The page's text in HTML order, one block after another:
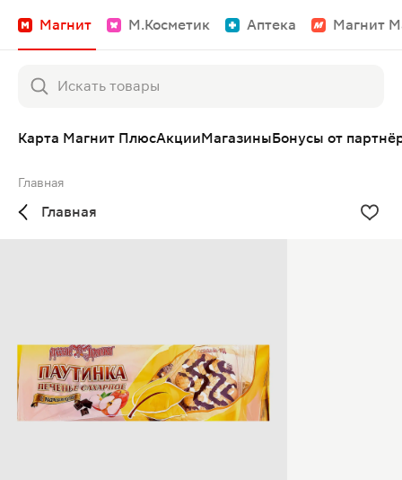
Магнит М.Косметик Аптека Магнит
Карта Магнит ПлюсАкцииМагазиныБонусы от
Главная
Главная